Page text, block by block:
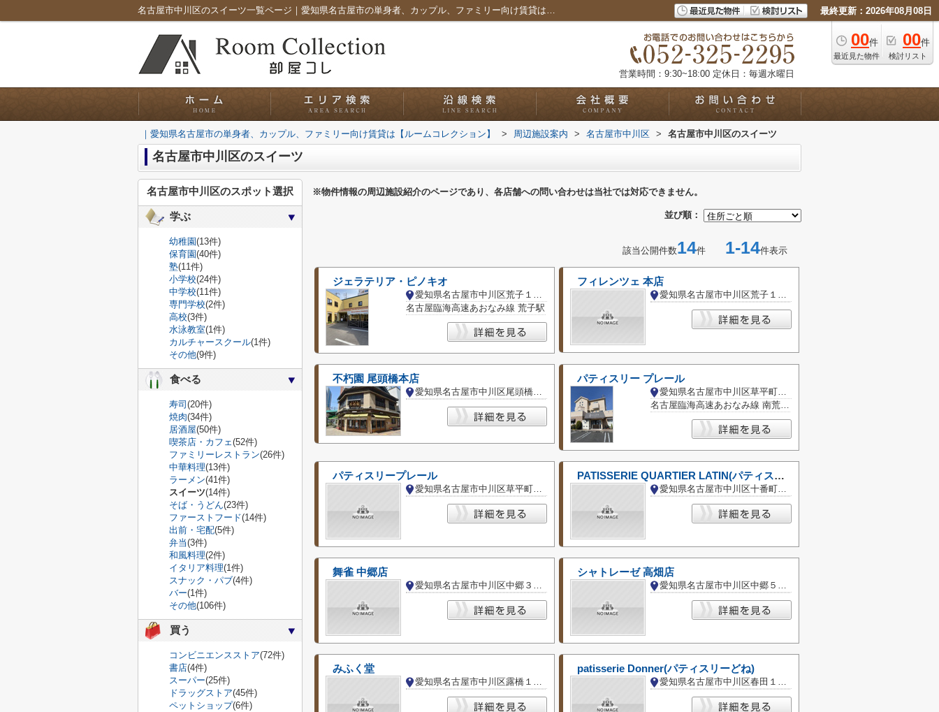
名古屋市中川区のスイーツ一覧ページ｜愛知県名古屋市の単身者、カップル、ファミリー向け賃貸は【ルームコレクション】 最終更新：2026年08月08日
00件
最近見た物件
00件
検討リスト
営業時間：9:30~18:00 定休日：毎週水曜日
｜愛知県名古屋市の単身者、カップル、ファミリー向け賃貸は【ルームコレクション】 > 周辺施設案内 > 名古屋市中川区 > 名古屋市中川区のスイーツ
名古屋市中川区のスイーツ
※物件情報の周辺施設紹介のページであり、各店舗への問い合わせは当社では対応できません。
並び順：
該当公開件数14件 1-14件表示
ジェラテリア・ピノキオ
愛知県名古屋市中川区荒子１丁目
名古屋臨海高速あおなみ線 荒子駅
フィレンツェ 本店
愛知県名古屋市中川区荒子１丁目
不朽園 尾頭橋本店
愛知県名古屋市中川区尾頭橋３丁目
パティスリー プレール
愛知県名古屋市中川区草平町１丁目
名古屋臨海高速あおなみ線 南荒子駅
パティスリープレール
愛知県名古屋市中川区草平町１丁目
PATISSERIE QUARTIER LATIN(パティスリーカルチェ・ラタン)
愛知県名古屋市中川区十番町２丁目
舞雀 中郷店
愛知県名古屋市中川区中郷３丁目
シャトレーゼ 高畑店
愛知県名古屋市中川区中郷５丁目
みふく堂
愛知県名古屋市中川区露橋１丁目
patisserie Donner(パティスリーどね)
愛知県名古屋市中川区春田１丁目
名古屋市中川区のスポット選択
学ぶ
幼稚園(13件)
保育園(40件)
塾(11件)
小学校(24件)
中学校(11件)
専門学校(2件)
高校(3件)
水泳教室(1件)
カルチャースクール(1件)
その他(9件)
食べる
寿司 (20件)
焼肉(34件)
居酒屋(50件)
喫茶店・カフェ(52件)
ファミリーレストラン(26件)
中華料理(13件)
ラーメン(41件)
スイーツ(14件)
そば・うどん(23件)
ファーストフード(14件)
出前・宅配(5件)
弁当(3件)
和風料理(2件)
イタリア料理(1件)
スナック・パブ(4件)
バー(1件)
その他(106件)
買う
コンビニエンスストア(72件)
書店(4件)
スーパー(25件)
ドラッグストア(45件)
ペットショップ(6件)